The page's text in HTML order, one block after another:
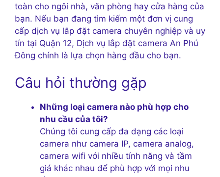
toàn cho ngôi nhà, văn phòng hay cửa hàng của
bạn. Nếu bạn đang tìm kiếm một đơn vị cung
cấp dịch vụ lắp đặt camera chuyên nghiệp và uy
tín tại Quận 12, Dịch vụ lắp đặt camera An Phú
Đông chính là lựa chọn hàng đầu cho bạn.
Câu hỏi thường gặp
Những loại camera nào phù hợp cho
nhu cầu của tôi?
Chúng tôi cung cấp đa dạng các loại
camera như camera IP, camera analog,
camera wifi với nhiều tính năng và tầm
giá khác nhau để phù hợp với mọi nhu